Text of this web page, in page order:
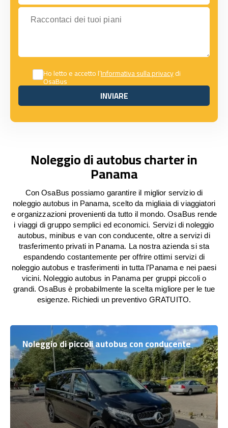
Raccontaci dei tuoi piani
Ho letto e accetto l’Informativa sulla privacydi
OsaBus
INVIARE
INVIARE
Noleggio di autobus charter in
Panama
Con OsaBus possiamo garantire il miglior servizio di
noleggio autobus in Panama, scelto da migliaia di viaggiatori
e organizzazioni provenienti da tutto il mondo. OsaBus rende
i viaggi di gruppo semplici ed economici. Servizi di noleggio
autobus, minibus e van con conducente, oltre a servizi di
trasferimento privati in Panama. La nostra azienda si sta
espandendo costantemente per offrire ottimi servizi di
noleggio autobus e trasferimenti in tutta l'Panama e nei paesi
vicini. Noleggio autobus in Panama per gruppi piccoli o
grandi. OsaBus è probabilmente la scelta migliore per le tue
esigenze. Richiedi un preventivo GRATUITO.
Noleggio di piccoli autobus con conducente